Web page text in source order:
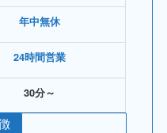
年中無休
24時間営業
30分～